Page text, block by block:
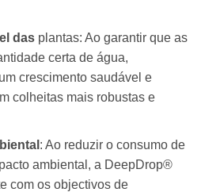
dasplantas: Ao garantir que as
certa de água,
crescimento saudável e
colheitas mais robustas e
: Ao reduzir o consumo de
ambiental, a DeepDrop®
com os objectivos de